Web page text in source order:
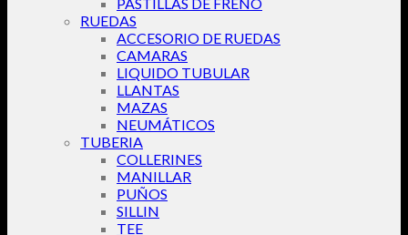
RUEDAS
ACCESORIO DE RUEDAS
CAMARAS
LIQUIDO TUBULAR
LLANTAS
MAZAS
NEUMÁTICOS
TUBERIA
COLLERINES
MANILLAR
PUÑOS
SILLIN
TEE